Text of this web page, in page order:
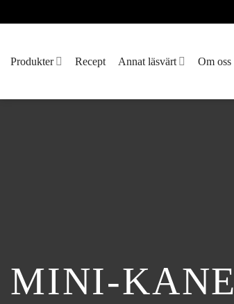
to
Produkter Recept Annat läsvärt Om oss
MINI-